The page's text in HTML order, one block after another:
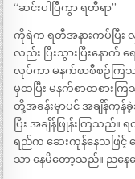
“ဆင်းပါပြီကွာ ရတီရာ”
ကိုရဲက ရတီအနားကပ်ပြီ
လည်း ပြီးသွားပြီးနောက် ရ
လုပ်ကာ မနက်စာစီစဉ်ကြသ
မှထပြီး မနက်စာထစား
တို့အခန်းမှာပင် အချိန်ကုန်
ပြီး အချိန်ဖြုန်းကြသ
ရည်က ဆေးကုန်နေသဖြင့်
သာ နေမိတော့သည်။ ညနေ